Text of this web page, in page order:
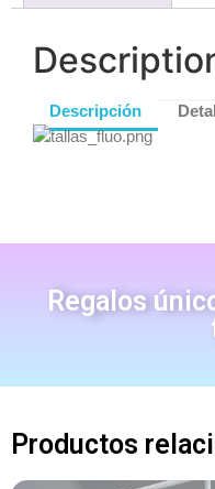
Descripción
Regalos
Productos